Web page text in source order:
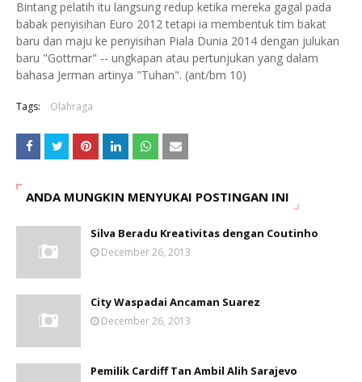
Bintang pelatih itu langsung redup ketika mereka gagal pada
babak penyisihan Euro 2012 tetapi ia membentuk tim bakat
baru dan maju ke penyisihan Piala Dunia 2014 dengan julukan
baru "Gottmar" -- ungkapan atau pertunjukan yang dalam
bahasa Jerman artinya "Tuhan". (ant/bm 10)
Tags: Olahraga
ANDA MUNGKIN MENYUKAI POSTINGAN INI
Silva Beradu Kreativitas dengan Coutinho
December 26, 2013
City Waspadai Ancaman Suarez
December 26, 2013
Pemilik Cardiff Tan Ambil Alih Sarajevo